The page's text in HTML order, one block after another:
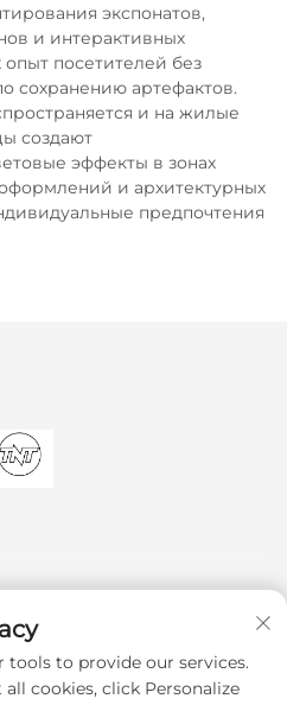
экспонатов,
и интерактивных
посетителей без
сохранению артефактов.
и на жилые
создают
эффекты в зонах
и архитектурных
предпочтения
Подписаться
tools to provide our services.
cookies, click Personalize